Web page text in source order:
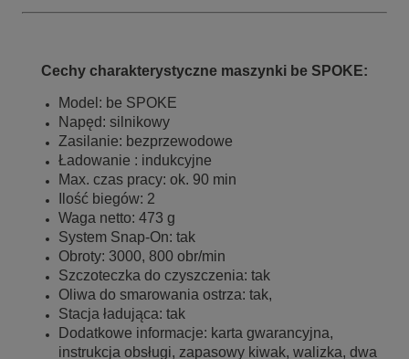
Cechy charakterystyczne maszynki be SPOKE:
Model: be SPOKE
Napęd: silnikowy
Zasilanie: bezprzewodowe
Ładowanie : indukcyjne
Max. czas pracy: ok. 90 min
Ilość biegów: 2
Waga netto: 473 g
System Snap-On: tak
Obroty: 3000, 800 obr/min
Szczoteczka do czyszczenia: tak
Oliwa do smarowania ostrza: tak,
Stacja ładująca: tak
Dodatkowe informacje: karta gwarancyjna,
instrukcja obsługi, zapasowy kiwak, walizka, dwa